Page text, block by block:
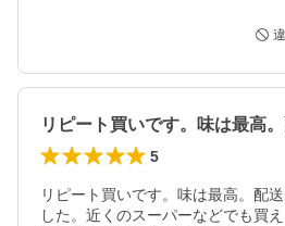
5
リピート買いです。味は最高。配
した。近くのスーパーなどでも買